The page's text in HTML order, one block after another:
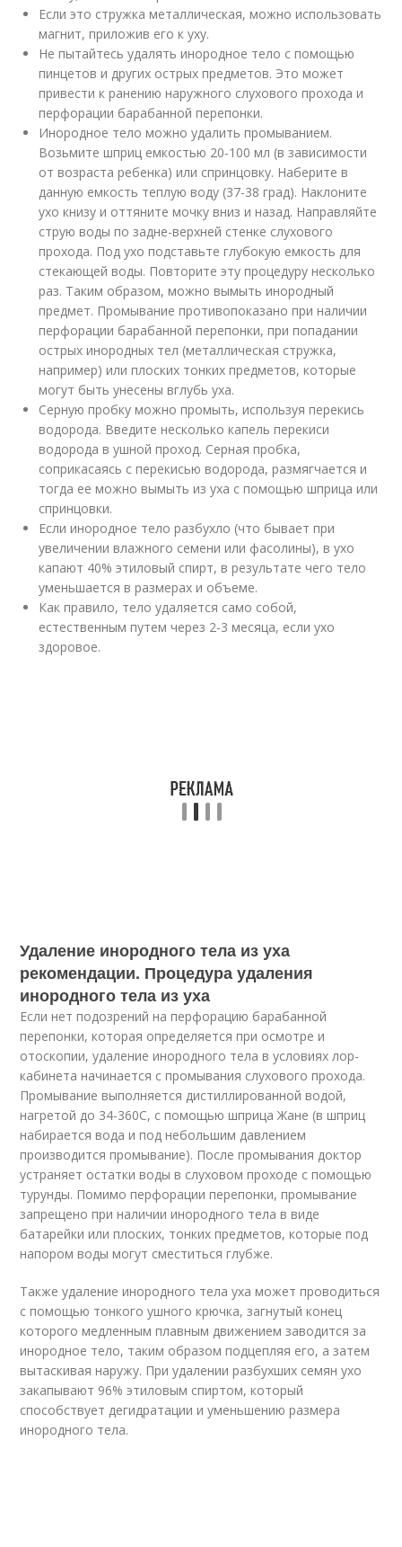
Если это стружка металлическая, можно использовать
магнит, приложив его к уху.
Не пытайтесь удалять инородное тело с помощью
пинцетов и других острых предметов. Это может
привести к ранению наружного слухового прохода и
перфорации барабанной перепонки.
Инородное тело можно удалить промыванием.
Возьмите шприц емкостью 20-100 мл (в зависимости
от возраста ребенка) или спринцовку. Наберите в
данную емкость теплую воду (37-38 град). Наклоните
ухо книзу и оттяните мочку вниз и назад. Направляйте
струю воды по задне-верхней стенке слухового
прохода. Под ухо подставьте глубокую емкость для
стекающей воды. Повторите эту процедуру несколько
раз. Таким образом, можно вымыть инородный
предмет. Промывание противопоказано при наличии
перфорации барабанной перепонки, при попадании
острых инородных тел (металлическая стружка,
например) или плоских тонких предметов, которые
могут быть унесены вглубь уха.
Серную пробку можно промыть, используя перекись
водорода. Введите несколько капель перекиси
водорода в ушной проход. Серная пробка,
соприкасаясь с перекисью водорода, размягчается и
тогда ее можно вымыть из уха с помощью шприца или
спринцовки.
Если инородное тело разбухло (что бывает при
увеличении влажного семени или фасолины), в ухо
капают 40% этиловый спирт, в результате чего тело
уменьшается в размерах и объеме.
Как правило, тело удаляется само собой,
естественным путем через 2-3 месяца, если ухо
здоровое.
Удаление инородного тела из уха
рекомендации. Процедура удаления
инородного тела из уха
Если нет подозрений на перфорацию барабанной
перепонки, которая определяется при осмотре и
отоскопии, удаление инородного тела в условиях лор-
кабинета начинается с промывания слухового прохода.
Промывание выполняется дистиллированной водой,
нагретой до 34-360С, с помощью шприца Жане (в шприц
набирается вода и под небольшим давлением
производится промывание). После промывания доктор
устраняет остатки воды в слуховом проходе с помощью
турунды. Помимо перфорации перепонки, промывание
запрещено при наличии инородного тела в виде
батарейки или плоских, тонких предметов, которые под
напором воды могут сместиться глубже.
Также удаление инородного тела уха может проводиться
с помощью тонкого ушного крючка, загнутый конец
которого медленным плавным движением заводится за
инородное тело, таким образом подцепляя его, а затем
вытаскивая наружу. При удалении разбухших семян ухо
закапывают 96% этиловым спиртом, который
способствует дегидратации и уменьшению размера
инородного тела.